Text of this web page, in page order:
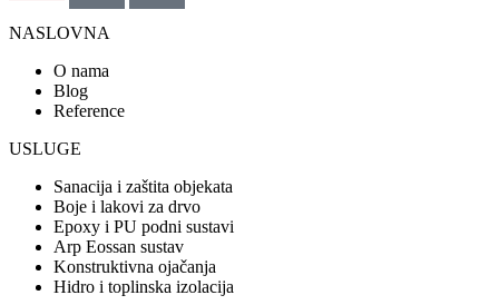
NASLOVNA
O nama
Blog
Reference
USLUGE
Sanacija i zaštita objekata
Boje i lakovi za drvo
Epoxy i PU podni sustavi
Arp Eossan sustav
Konstruktivna ojačanja
Hidro i toplinska izolacija